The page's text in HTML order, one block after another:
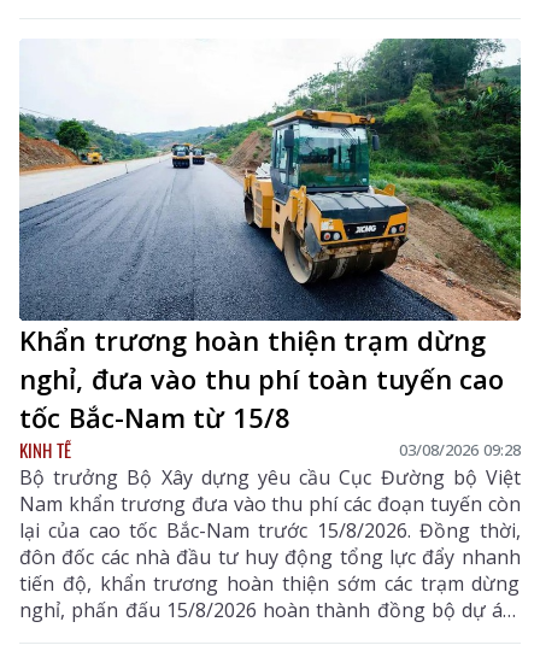
Khẩn trương hoàn thiện trạm dừng
nghỉ, đưa vào thu phí toàn tuyến cao
tốc Bắc-Nam từ 15/8
KINH TẾ 03/08/2026 09:28
Bộ trưởng Bộ Xây dựng yêu cầu Cục Đường bộ Việt
Nam khẩn trương đưa vào thu phí các đoạn tuyến còn
lại của cao tốc Bắc-Nam trước 15/8/2026. Đồng thời,
đôn đốc các nhà đầu tư huy động tổng lực đẩy nhanh
tiến độ, khẩn trương hoàn thiện sớm các trạm dừng
nghỉ, phấn đấu 15/8/2026 hoàn thành đồng bộ dự án,
triển khai thu phí các tuyến cao tốc